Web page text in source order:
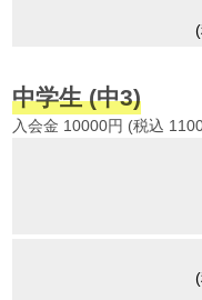
中学生(中3)
入会金 10000円 (税込